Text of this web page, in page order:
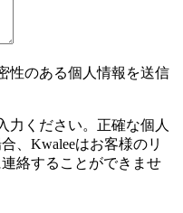
性のある個人情報を送信
力ください。正確な個人
、Kwaleeはお客様のリ
絡することができませ